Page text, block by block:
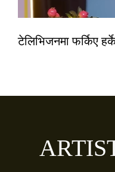
टेलिभिजनमा फर्किए